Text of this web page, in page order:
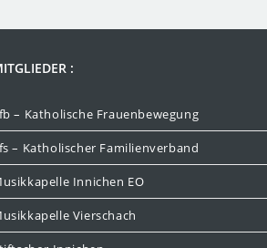
:
– Katholische Frauenbewegung
– Katholischer Familienverband
Innichen EO
Vierschach